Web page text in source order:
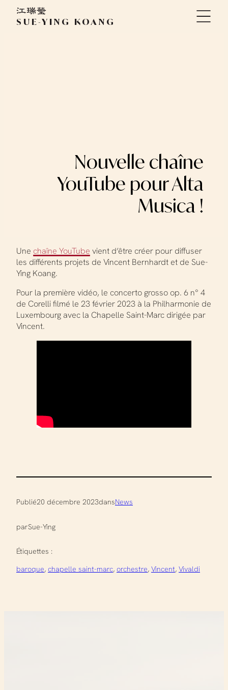
SUE-YING KOANG
Aller
Nouvelle chaîne
YouTube pour Alta
Musica !
Une chaîne YouTube vient d’être créer pour diffuser
les différents projets de Vincent Bernhardt et de Sue-
Ying Koang.
Pour la première vidéo, le concerto grosso op. 6 n° 4
de Corelli filmé le 23 février 2023 à la Philharmonie de
Luxembourg avec la Chapelle Saint-Marc dirigée par
Vincent.
Publié20 décembre 2023dansNews
parSue-Ying
Étiquettes :
baroque, chapelle saint-marc, orchestre, Vincent, Vivaldi